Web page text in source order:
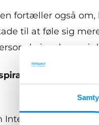
fortæller også
til at føle sig
involveres i
findes her
Internationale